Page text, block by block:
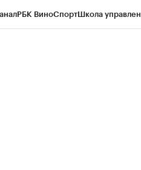
РБК ВиноСпортШкола